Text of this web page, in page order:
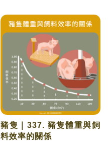
豬隻｜337. 豬隻體重與飼
料效率的關係